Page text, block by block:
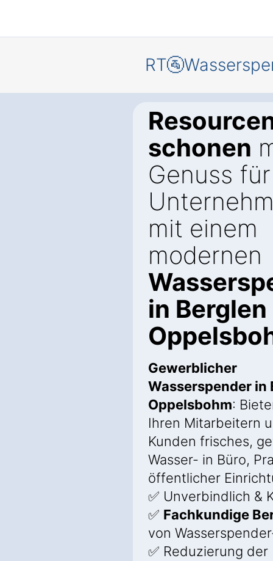
schonen
Genuss
mit einem
modernen
in Berglen
Gewerblicher
Wasserspender in
Oppelsbohm:
Ihren Mitarbeitern
Kunden frisches,
Wasser- in Büro,
öffentlicher
✅ Unverbindlich &
✅ Fachkundige
von
✅ Reduzierung der